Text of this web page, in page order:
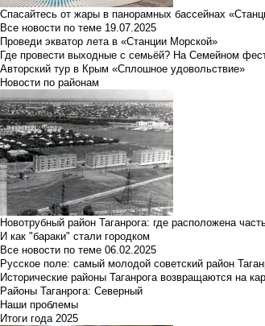
Спасайтесь от жары в панорамных бассейнах
Все новости по теме 19.07.2025
Проведи экватор лета в «Станции Морской»
Где провести выходные с семьёй? На Семейном
Авторский тур в Крым «Сплошное удовольствие»
Новости по районам
Новотрубный район Таганрога: где расположена
И как "бараки" стали городком
Все новости по теме 06.02.2025
Русское поле: самый молодой советский район
Исторические районы Таганрога возвращаются на
Районы Таганрога: Северный
Наши проблемы
Итоги года 2025